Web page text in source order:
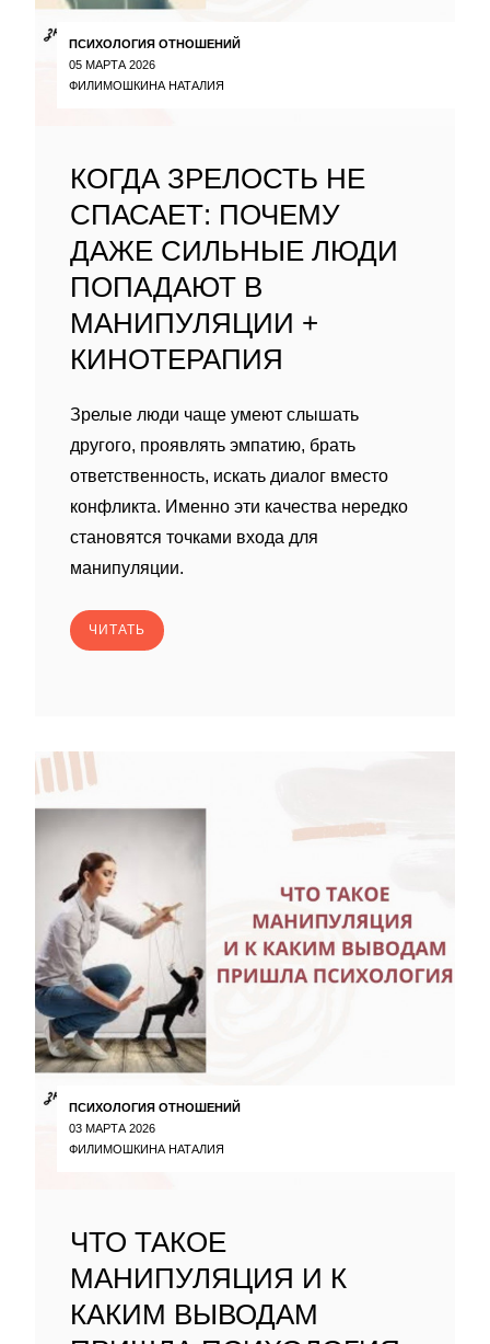
ПСИХОЛОГИЯ ОТНОШЕНИЙ
05 МАРТА 2026
ФИЛИМОШКИНА НАТАЛИЯ
КОГДА ЗРЕЛОСТЬ НЕ
СПАСАЕТ: ПОЧЕМУ
ДАЖЕ СИЛЬНЫЕ ЛЮДИ
ПОПАДАЮТ В
МАНИПУЛЯЦИИ +
КИНОТЕРАПИЯ
Зрелые люди чаще умеют слышать
другого, проявлять эмпатию, брать
ответственность, искать диалог вместо
конфликта. Именно эти качества нередко
становятся точками входа для
манипуляции.
ЧИТАТЬ
ПСИХОЛОГИЯ ОТНОШЕНИЙ
03 МАРТА 2026
ФИЛИМОШКИНА НАТАЛИЯ
ЧТО ТАКОЕ
МАНИПУЛЯЦИЯ И К
КАКИМ ВЫВОДАМ